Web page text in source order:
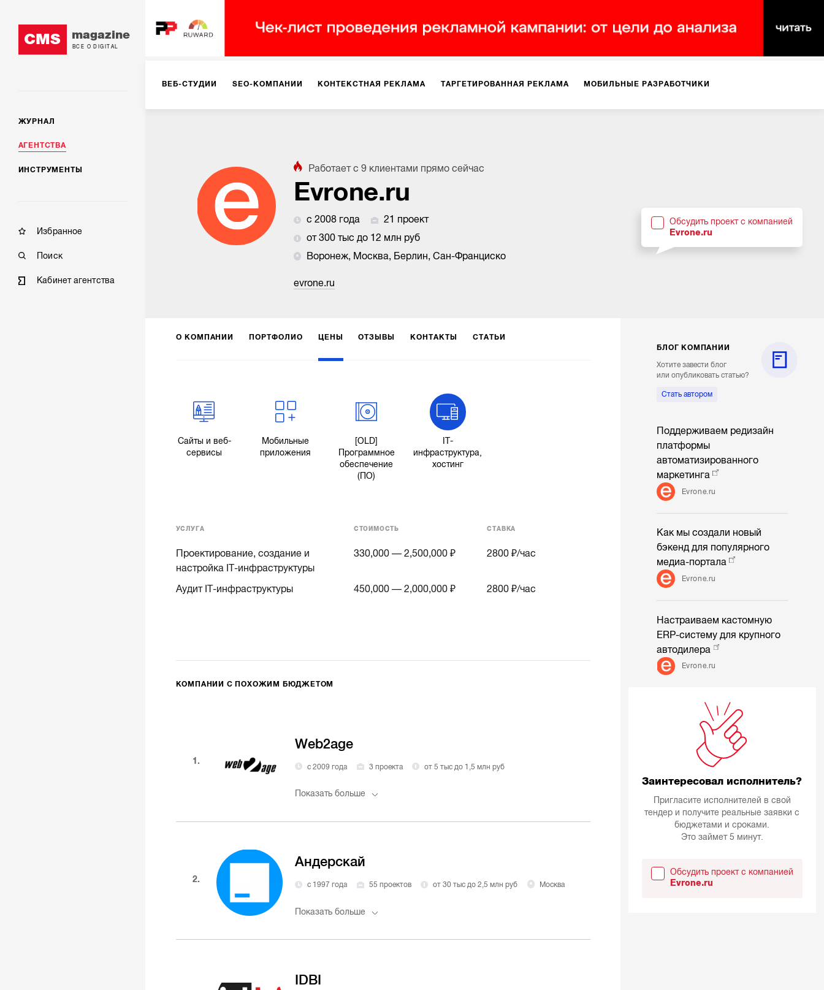
CMS magazine
ВСЕ О DIGITAL
ЖУРНАЛ
АГЕНТСТВА
ИНСТРУМЕНТЫ
Избранное
Поиск
Кабинет агентства
ВЕБ-СТУДИИ SEO-КОМПАНИИ КОНТЕКСТНАЯ РЕКЛАМА ТАРГЕТИРОВАННАЯ РЕКЛАМА МОБИЛЬНЫЕ РАЗРАБОТЧИКИ
РЕКЛАМА НА ИНТЕРНЕТ-ПЛОЩАДКАХ
КОНСАЛТИНГ VR/AR
Работает с9 клиентами прямо сейчас
Evrone.ru
с 2008 года
21 проект
от 300 тыс до 12 млн руб
Воронеж, Москва, Берлин, Сан-Франциско
evrone.ru
Обсудить проект с компанией
Evrone.ru
О КОМПАНИИ ПОРТФОЛИО ЦЕНЫ ОТЗЫВЫ КОНТАКТЫ СТАТЬИ
Сайты и веб-
сервисы
Мобильные
приложения
[OLD]
Программное
обеспечение
(ПО)
IT-
инфраструктура,
хостинг
УСЛУГА СТОИМОСТЬ СТАВКА
Проектирование, создание и
настройка IT-инфраструктуры
330,000 — 2,500,000 ₽ 2800 ₽/час
Аудит IT-инфраструктуры 450,000 — 2,000,000 ₽ 2800 ₽/час
КОМПАНИИ С ПОХОЖИМ БЮДЖЕТОМ
1.
Web2age
с 2009 года 3 проекта от 5 тыс до 1,5 млн руб
Показать больше
2.
Андерскай
с 1997 года 55 проектов от 30 тыс до 2,5 млн руб Москва
Показать больше
IDBI
БЛОГ КОМПАНИИ
Хотите завести блог
или опубликовать статью?
Стать автором
Поддерживаем редизайн
платформы
автоматизированного
маркетинга
Evrone.ru
Как мы создали новый
бэкенд для популярного
медиа-портала
Evrone.ru
Настраиваем кастомную
ERP-систему для крупного
автодилера
Evrone.ru
Заинтересовал исполнитель?
Пригласите исполнителей в свой
тендер и получите реальные заявки с
бюджетами и сроками.
Это займет 5 минут.
Обсудить проект с компанией
Evrone.ru